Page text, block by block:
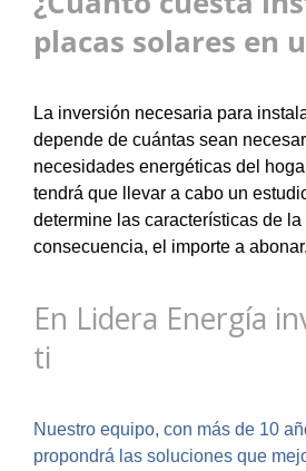
placas solares en
La inversión necesaria para
depende de cuántas sean
necesidades energéticas del
tendrá que llevar a cabo un
determine las características de
consecuencia, el importe a abonar.
En Lidera Energía
ti
Nuestro equipo, con más de 10
propondrá las soluciones que